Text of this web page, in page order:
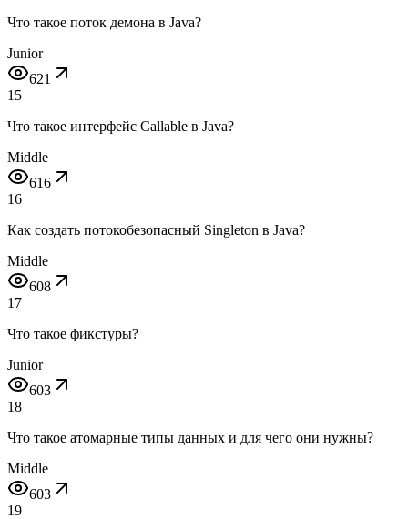
Что такое поток демона в Java?
Junior
621
15
Что такое интерфейс Callable в Java?
Middle
616
16
Как создать потокобезопасный Singleton в Java?
Middle
608
17
Что такое фикстуры?
Junior
603
18
Что такое атомарные типы данных и для чего они нужны?
Middle
603
19